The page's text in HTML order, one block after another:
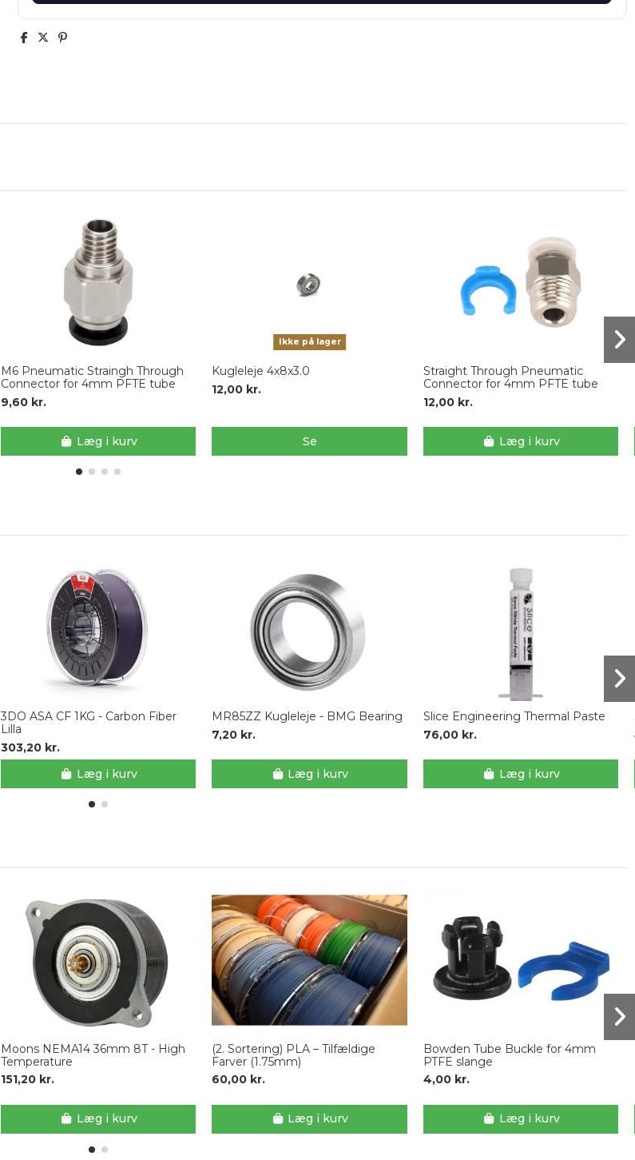
M6 Pneumatic Straingh Through
Connector for 4mm PFTE tube
9,60 kr.
Læg i kurv
Ikke på lager
Kugleleje 4x8x3.0
12,00 kr.
Se
Straight Through Pneumatic
Connector for 4mm PFTE tube
12,00 kr.
Læg i kurv
3DO ASA CF 1KG - Carbon Fiber
Lilla
303,20 kr.
Læg i kurv
MR85ZZ Kugleleje - BMG Bearing
7,20 kr.
Læg i kurv
Slice Engineering Thermal Paste
76,00 kr.
Læg i kurv
Moons NEMA14 36mm 8T - High
Temperature
151,20 kr.
Læg i kurv
(2. Sortering) PLA – Tilfældige
Farver (1.75mm)
60,00 kr.
Læg i kurv
Bowden Tube Buckle for 4mm
PTFE slange
4,00 kr.
Læg i kurv